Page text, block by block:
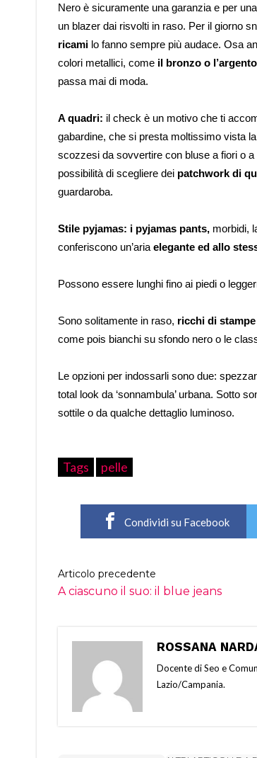
Nero è sicuramente una garanzia e per
un blazer dai risvolti in raso. Per il giorno
ricami lo fanno sempre più audace. Osa
colori metallici, come il bronzo o l’argento
passa mai di moda.
A quadri: il check è un motivo che ti
gabardine, che si presta moltissimo vista
scozzesi da sovvertire con bluse a fiori o
possibilità di scegliere dei patchwork di
guardaroba.
Stile pyjamas: i pyjamas pants, morbidi,
conferiscono un’aria elegante ed allo
Possono essere lunghi fino ai piedi o
Sono solitamente in raso, ricchi di stampe
come pois bianchi su sfondo nero o le
Le opzioni per indossarli sono due:
total look da ‘sonnambula’ urbana. Sotto
sottile o da qualche dettaglio luminoso.
Tags pelle
Condividi su Facebook
Articolo precedente
A ciascuno il suo: il blue jeans
ROSSANA
Docente di Seo e
Lazio/Campania.